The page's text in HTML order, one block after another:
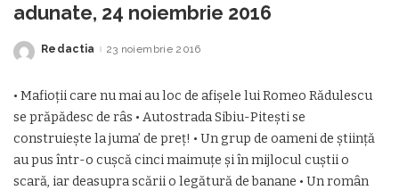
adunate, 24 noiembrie 2016
Posted
Redactia 23 noiembrie 2016
• Mafioţii care nu mai au loc de afişele lui Romeo Rădulescu
se prăpădesc de râs • Autostrada Sibiu-Piteşti se
construieşte la juma’ de preţ! • Un grup de oameni de ştiinţă
au pus într-o cuşcă cinci maimuţe şi în mijlocul cuştii o
scară, iar deasupra scării o legătură de banane • Un român